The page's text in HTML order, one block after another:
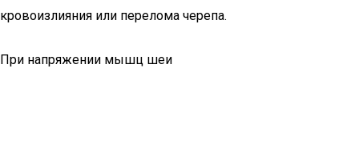
кровоизлияния или перелома черепа.
При напряжении мышц шеи